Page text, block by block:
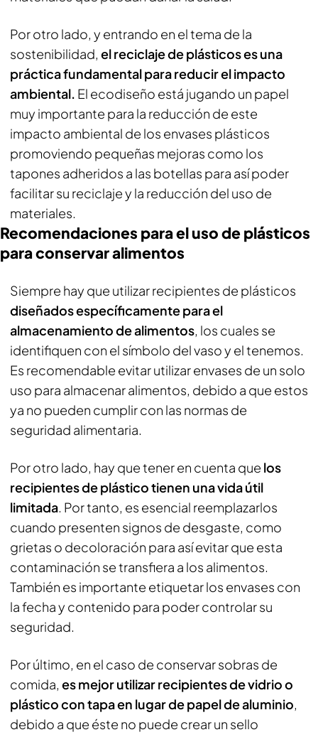
Por otro lado, y entrando en el tema de la
sostenibilidad, el reciclaje de plásticos es una
práctica fundamental para reducir el impacto
ambiental. El ecodiseño está jugando un papel
muy importante para la reducción de este
impacto ambiental de los envases plásticos
promoviendo pequeñas mejoras como los
tapones adheridos a las botellas para así poder
facilitar su reciclaje y la reducción del uso de
materiales.
Recomendaciones para el uso de plásticos
para conservar alimentos
Siempre hay que utilizar recipientes de plásticos
diseñados específicamente para el
almacenamiento de alimentos, los cuales se
identifiquen con el símbolo del vaso y el tenemos.
Es recomendable evitar utilizar envases de un solo
uso para almacenar alimentos, debido a que estos
ya no pueden cumplir con las normas de
seguridad alimentaria.
Por otro lado, hay que tener en cuenta que los
recipientes de plástico tienen una vida útil
limitada. Por tanto, es esencial reemplazarlos
cuando presenten signos de desgaste, como
grietas o decoloración para así evitar que esta
contaminación se transfiera a los alimentos.
También es importante etiquetar los envases con
la fecha y contenido para poder controlar su
seguridad.
Por último, en el caso de conservar sobras de
comida, es mejor utilizar recipientes de vidrio o
plástico con tapa en lugar de papel de aluminio,
debido a que éste no puede crear un sello